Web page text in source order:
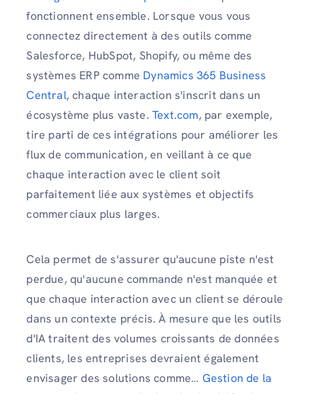
fonctionnent ensemble. Lorsque vous vous
connectez directement à des outils comme
Salesforce, HubSpot, Shopify, ou même des
systèmes ERP comme Dynamics 365 Business
Central, chaque interaction s'inscrit dans un
écosystème plus vaste. Text.com, par exemple,
tire parti de ces intégrations pour améliorer les
flux de communication, en veillant à ce que
chaque interaction avec le client soit
parfaitement liée aux systèmes et objectifs
commerciaux plus larges.
Cela permet de s'assurer qu'aucune piste n'est
perdue, qu'aucune commande n'est manquée et
que chaque interaction avec un client se déroule
dans un contexte précis. À mesure que les outils
d'IA traitent des volumes croissants de données
clients, les entreprises devraient également
envisager des solutions comme… Gestion de la